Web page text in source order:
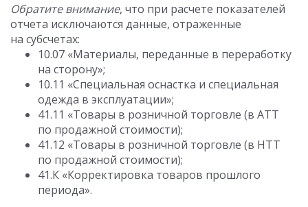
Обратите внимание, что при расчете показателей
отчета исключаются данные, отраженные
на субсчетах:
10.07 «Материалы, переданные в переработку
на сторону»;
10.11 «Специальная оснастка и специальная
одежда в эксплуатации»;
41.11 «Товары в розничной торговле (в АТТ
по продажной стоимости);
41.12 «Товары в розничной торговле (в НТТ
по продажной стоимости);
41.К «Корректировка товаров прошлого
периода».